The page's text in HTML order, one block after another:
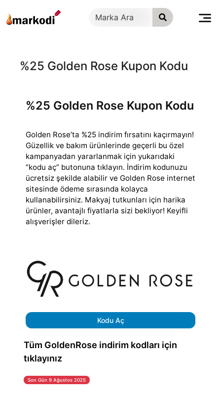
geç
%25 Golden Rose Kupon Kodu
%25 Golden Rose Kupon Kodu
Golden Rose’ta %25 indirim fırsatını kaçırmayın!
Güzellik ve bakım ürünlerinde geçerli bu özel
kampanyadan yararlanmak için yukarıdaki
“kodu aç” butonuna tıklayın. İndirim kodunuzu
ücretsiz şekilde alabilir ve Golden Rose internet
sitesinde ödeme sırasında kolayca
kullanabilirsiniz. Makyaj tutkunları için harika
ürünler, avantajlı fiyatlarla sizi bekliyor! Keyifli
alışverişler dileriz.
Kodu Aç
Tüm GoldenRose indirim kodları için
tıklayınız
Son Gün 9 Ağustos 2025